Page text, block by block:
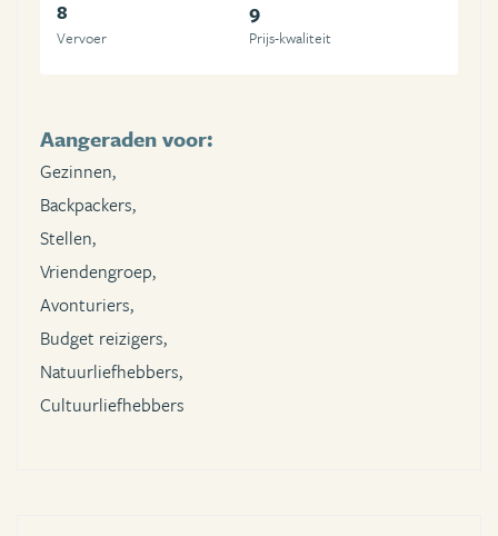
8
Vervoer
9
Prijs-kwaliteit
Aangeraden voor:
Gezinnen,
Backpackers,
Stellen,
Vriendengroep,
Avonturiers,
Budget reizigers,
Natuurliefhebbers,
Cultuurliefhebbers